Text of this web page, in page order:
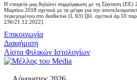
Η εταιρεία μας δηλώνει συμμόρφωση με τη Σύσταση (ΕΕ)
Μαρτίου 2018 σχετικά με τα μέτρα για την
περιεχομένου στο διαδίκτυο (L 63) [βλ. σχετικά άρ.10
236/21.12.2022].
Επικοινωνία
Διαφήμιση
Λίστα Φιλικών Ιστολογίων